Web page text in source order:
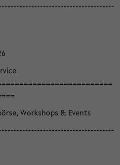
Workshops & Events